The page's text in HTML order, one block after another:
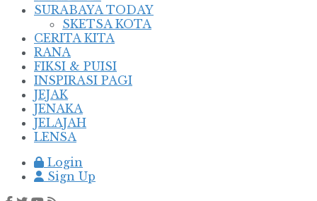
SURABAYA TODAY
SKETSA KOTA
CERITA KITA
RANA
FIKSI & PUISI
INSPIRASI PAGI
JEJAK
JENAKA
JELAJAH
LENSA
Login
Sign Up